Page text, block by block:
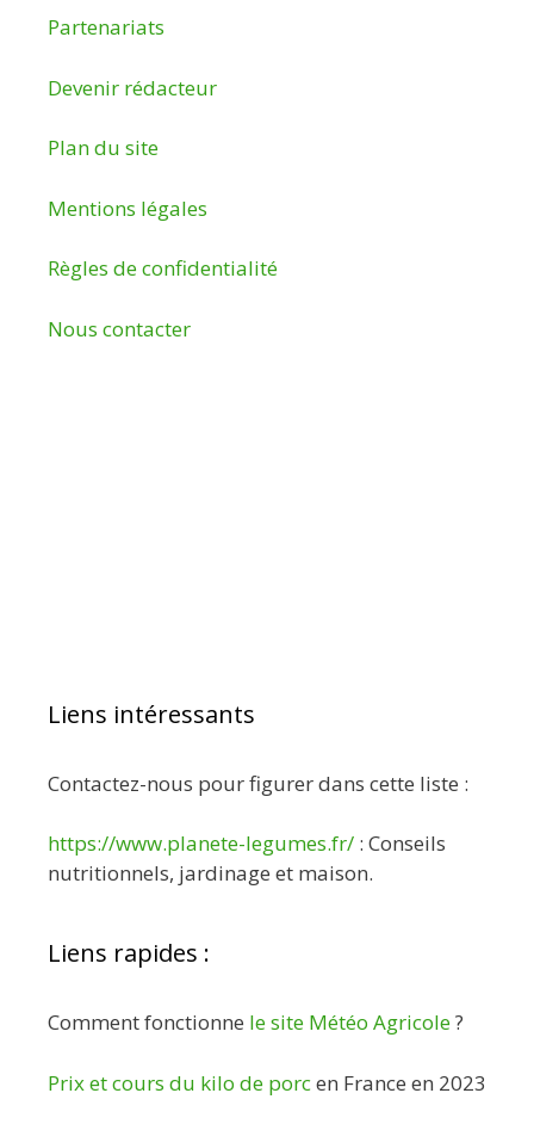
Partenariats
Devenir rédacteur
Plan du site
Mentions légales
Règles de confidentialité
Nous contacter
Liens intéressants
Contactez-nous pour figurer dans cette liste :
https://www.planete-legumes.fr/ : Conseils
nutritionnels, jardinage et maison.
Liens rapides :
Comment fonctionne le site Météo Agricole?
Prix et cours du kilo de porcen France en 2023